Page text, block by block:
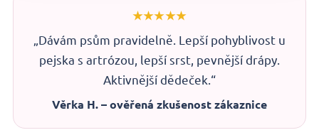
★★★★★
„Dávám psům pravidelně. Lepší pohyblivost u
pejska s artrózou, lepší srst, pevnější drápy.
Aktivnější dědeček.“
Věrka H. – ověřená zkušenost zákaznice